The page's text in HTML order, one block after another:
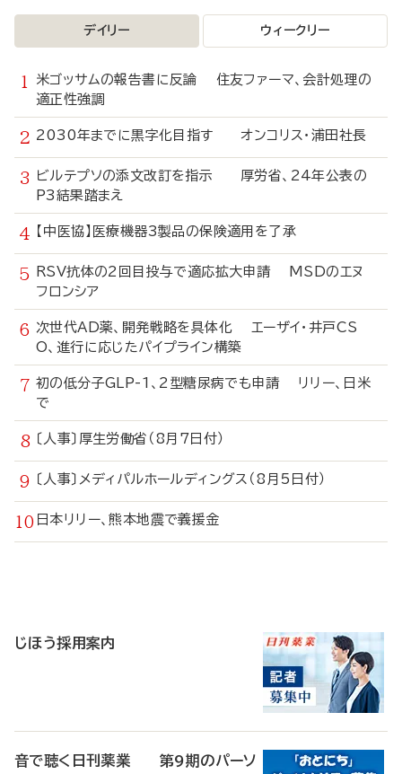
デイリー ウィークリー
米ゴッサムの報告書に反論 住友ファーマ、会計処理の
適正性強調
2030年までに黒字化目指す オンコリス・浦田社長
ビルテプソの添文改訂を指示 厚労省、24年公表の
P3結果踏まえ
【中医協】医療機器3製品の保険適用を了承
RSV抗体の2回目投与で適応拡大申請 MSDのエヌ
フロンシア
次世代AD薬、開発戦略を具体化 エーザイ・井戸CS
O、進行に応じたパイプライン構築
初の低分子GLP-1、2型糖尿病でも申請 リリー、日米
で
〔人事〕厚生労働省（8月7日付）
〔人事〕メディパルホールディングス（8月5日付）
日本リリー、熊本地震で義援金
じほう採用案内
音で聴く日刊薬業 第9期のパーソ